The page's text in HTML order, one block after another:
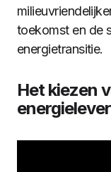
toekomst en de
energietransitie.
Het kiezen